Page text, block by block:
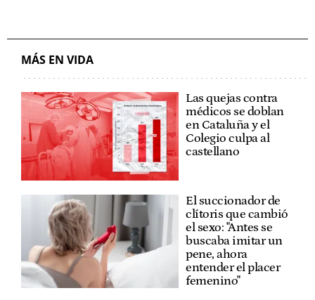
MÁS EN VIDA
Las quejas contra
médicos se doblan
en Cataluña y el
Colegio culpa al
castellano
El succionador de
clítoris que cambió
el sexo: "Antes se
buscaba imitar un
pene, ahora
entender el placer
femenino"